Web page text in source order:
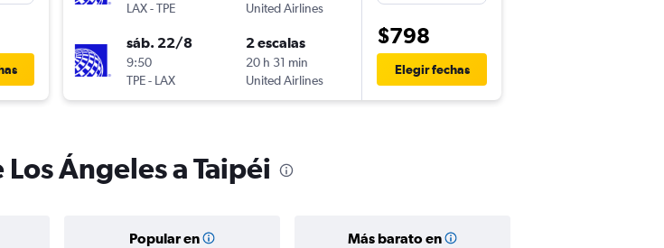
LAX-TPE
United Airlines
sáb. 22/8
9:50
TPE- LAX
2 escalas
20 h 31 min
United Airlines
$798
Elegir fechas
Ángeles a Taipéi
Popular en Más barato en